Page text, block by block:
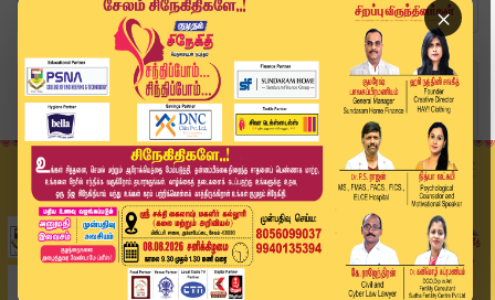
×
Home
தமிழ்நாடு
சர்ச்சை பேச்சு: அமைச்சர்கள் உள்நோக்கத்தோடு பேச...